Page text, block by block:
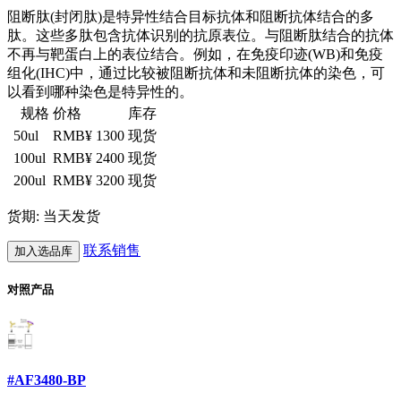
阻断肽(封闭肽)是特异性结合目标抗体和阻断抗体结合的多
肽。这些多肽包含抗体识别的抗原表位。与阻断肽结合的抗体
不再与靶蛋白上的表位结合。例如，在免疫印迹(WB)和免疫
组化(IHC)中，通过比较被阻断抗体和未阻断抗体的染色，可
以看到哪种染色是特异性的。
规格 价格
库存
50ul
RMB¥ 1300 现货
100ul RMB¥ 2400 现货
200ul RMB¥ 3200 现货
货期: 当天发货
加入选品库 联系销售
对照产品
#AF3480-BP